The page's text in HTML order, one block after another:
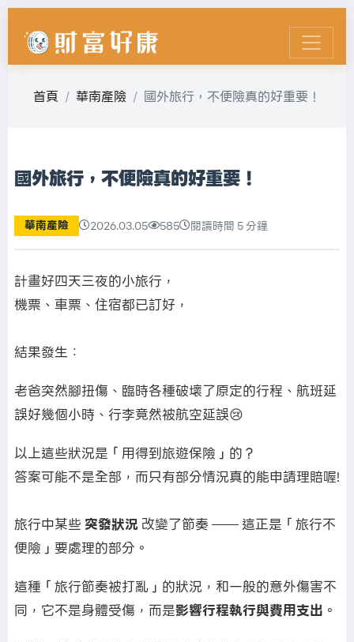
首頁 華南產險 國外旅行，不便險真的好重要！
國外旅行，不便險真的好重要！
華南產險 2026.03.05 585 閱讀時間 5 分鐘
計畫好四天三夜的小旅行，
機票、車票、住宿都已訂好，
結果發生：
老爸突然腳扭傷、臨時各種破壞了原定的行程、航班延
誤好幾個小時、行李竟然被航空延誤😢
以上這些狀況是「用得到旅遊保險」的？
答案可能不是全部，而只有部分情況真的能申請理賠喔!
旅行中某些 突發狀況 改變了節奏 —— 這正是「旅行不
便險」要處理的部分。
這種「旅行節奏被打亂」的狀況，和一般的意外傷害不
同，它不是身體受傷，而是影響行程執行與費用支出 。